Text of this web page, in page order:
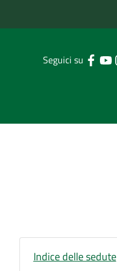
Seguici su
Indice delle sedute